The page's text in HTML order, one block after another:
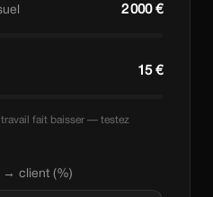
2 000 €
15 €
fait baisser — testez
→ client (%)